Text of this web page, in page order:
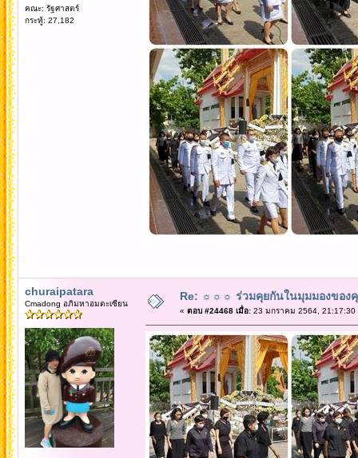
คณะ: รัฐศาสตร์
กระทู้: 27,182
churaipatara
Cmadong อภิมหาอมตะเซียน
Re: ☼☼☼ ร่วมคุยกันในมุมมองของ
« ตอบ #24468 เมื่อ:23 มกราคม 2564, 21:17:30